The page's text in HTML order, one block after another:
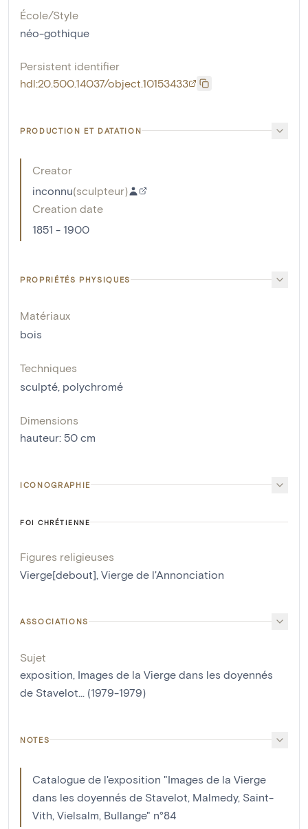
École/Style
néo-gothique
Persistent identifier
hdl:20.500.14037/object.10153433
PRODUCTION ET DATATION
Creator
inconnu(sculpteur)
Creation date
1851 - 1900
PROPRIÉTÉS PHYSIQUES
Matériaux
bois
Techniques
sculpté polychromé
Dimensions
hauteur: 50 cm
ICONOGRAPHIE
FOI CHRÉTIENNE
Figures religieuses
Vierge[debout] Vierge de l'Annonciation
ASSOCIATIONS
Sujet
exposition, Images de la Vierge dans les doyennés
de Stavelot... (1979-1979)
NOTES
Catalogue de l'exposition "Images de la Vierge
dans les doyennés de Stavelot, Malmedy, Saint-
Vith, Vielsalm, Bullange" n°84